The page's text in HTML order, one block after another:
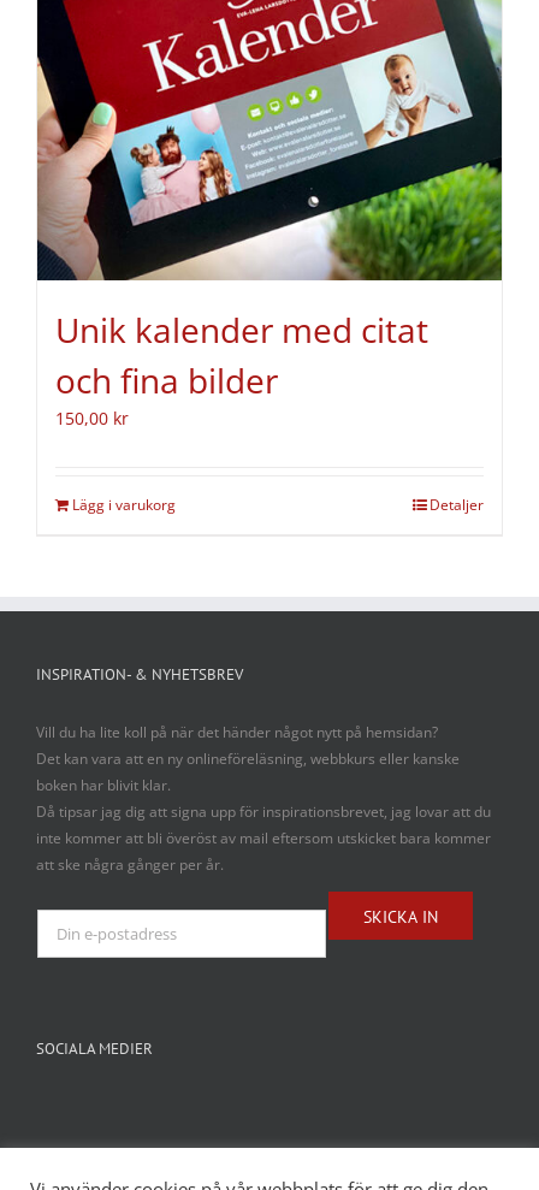
Unik kalender med citat
och fina bilder
150,00 kr
Lägg i varukorg Detaljer
INSPIRATION- & NYHETSBREV
Vill du ha lite koll på när det händer något nytt på hemsidan?
Det kan vara att en ny onlineföreläsning, webbkurs eller kanske
boken har blivit klar.
Då tipsar jag dig att signa upp för inspirationsbrevet, jag lovar att du
inte kommer att bli överöst av mail eftersom utskicket bara kommer
att ske några gånger per år.
SOCIALA MEDIER